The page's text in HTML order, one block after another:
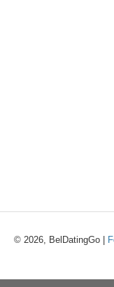
© 2026, BelDatingGo |